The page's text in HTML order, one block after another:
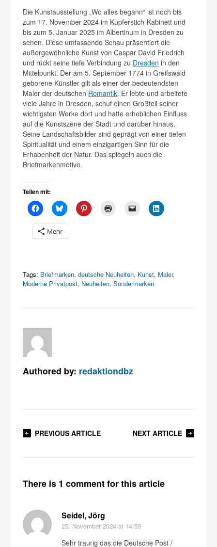
Die Kunstausstellung „Wo alles begann“ ist noch bis
zum 17. November 2024 im Kupferstich-Kabinett und
bis zum 5. Januar 2025 im Albertinum in Dresden zu
sehen. Diese umfassende Schau präsentiert die
außergewöhnliche Kunst von Caspar David Friedrich
und rückt seine tiefe Verbindung zu Dresden in den
Mittelpunkt. Der am 5. September 1774 in Greifswald
geborene Künstler gilt als einer der bedeutendsten
Maler der deutschen Romantik. Er lebte und arbeitete
viele Jahre in Dresden, schuf einen Großteil seiner
wichtigsten Werke dort und hatte erheblichen Einfluss
auf die Kunstszene der Stadt und darüber hinaus.
Seine Landschaftsbilder sind geprägt von einer tiefen
Spiritualität und einem einzigartigen Sinn für die
Erhabenheit der Natur. Das spiegeln auch die
Briefmarkenmotive.
Teilen mit:
Mehr
Tags: Briefmarken,deutsche Neuheiten, Kunst, Maler,
Moderne Privatpost, Neuheiten,Sondermarken
Authored by: redaktiondbz
PREVIOUS ARTICLE NEXT ARTICLE
There is 1 comment for this article
Seidel, Jörg
25. November 2024 at 14:59
Sehr traurig das die Deutsche Post /